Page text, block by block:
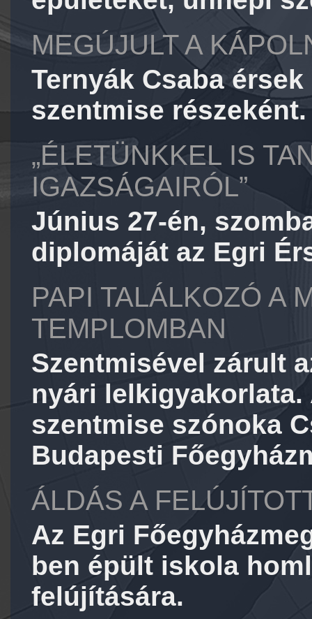
MEGÚJULT A
Ternyák Csaba
szentmise részeként.
„ÉLETÜNKKEL IS
IGAZSÁGAIRÓL”
Június 27-én,
diplomáját az Egri
PAPI TALÁLKOZÓ A
TEMPLOMBAN
Szentmisével zárult
nyári
szentmise szónoka
Budapesti
ÁLDÁS A
Az Egri
ben épült iskola
felújítására.